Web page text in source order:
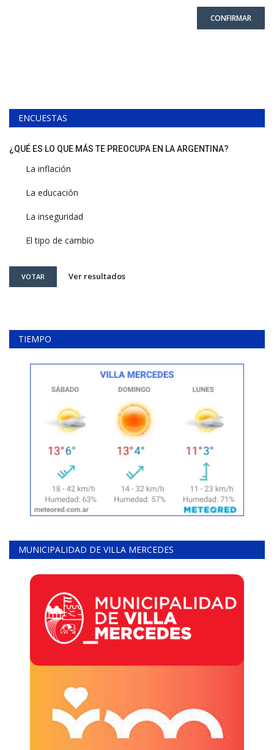
CONFIRMAR
ENCUESTAS
¿QUÉ ES LO QUE MÁS TE PREOCUPA EN LA ARGENTINA?
La inflación
La educación
La inseguridad
El tipo de cambio
VOTAR Ver resultados
TIEMPO
MUNICIPALIDAD DE VILLA MERCEDES